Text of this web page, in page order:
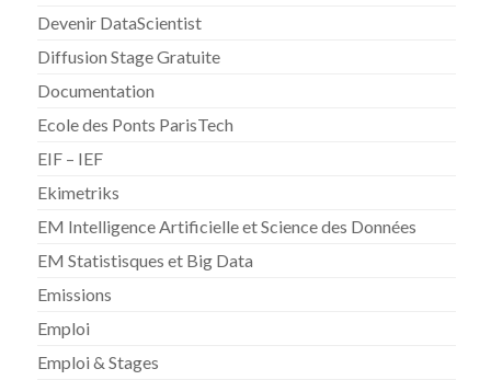
Devenir DataScientist
Diffusion Stage Gratuite
Documentation
Ecole des Ponts ParisTech
EIF – IEF
Ekimetriks
EM Intelligence Artificielle et Science des Données
EM Statistisques et Big Data
Emissions
Emploi
Emploi & Stages